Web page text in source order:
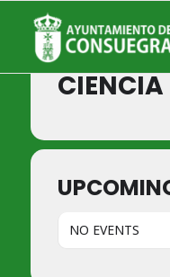
Events
CIENCIA
NO EVENTS